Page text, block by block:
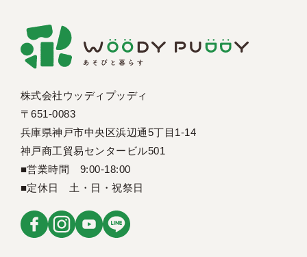
株式会社ウッディプッディ
〒651-0083
兵庫県神戸市中央区浜辺通5丁目1-14
神戸商工貿易センタービル501
■営業時間 9:00-18:00
■定休日 土・日・祝祭日